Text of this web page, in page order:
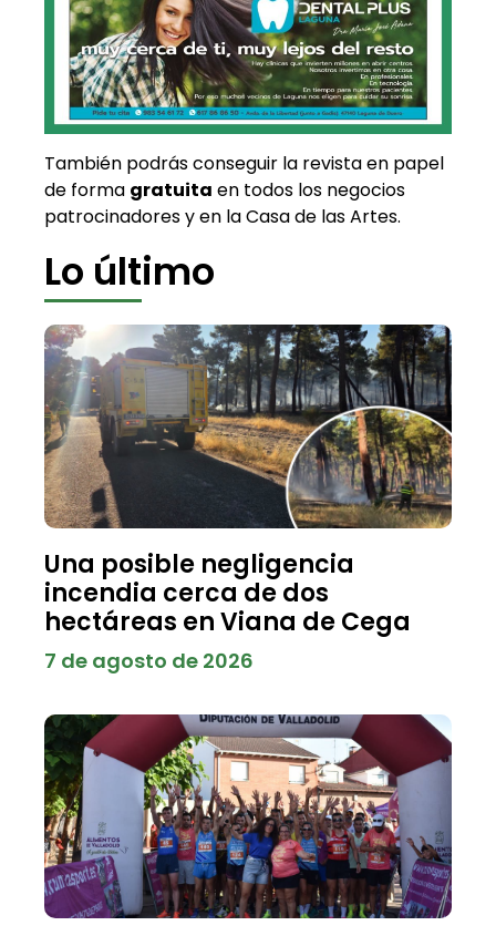
También podrás conseguir la revista en papel
de forma gratuita en todos los negocios
patrocinadores y en la Casa de las Artes.
Lo último
Una posible negligencia
incendia cerca de dos
hectáreas en Viana de Cega
7 de agosto de 2026